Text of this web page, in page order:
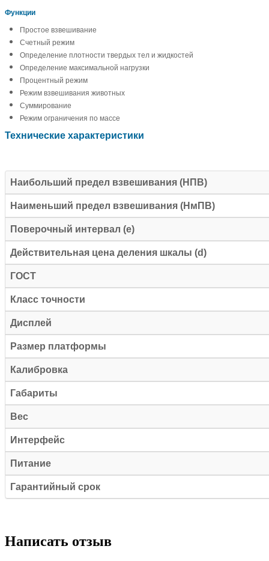
​Функции
Простое взвешивание
Счетный режим
Определение плотности твердых тел и жидкостей
Определение максимальной нагрузки
Процентный режим
Режим взвешивания животных
Суммирование
Режим ограничения по массе
Технические характеристики
Наибольший предел взвешивания (НПВ)
Наименьший предел взвешивания (НмПВ)
Поверочный интервал (е)
Действительная цена деления шкалы (d)
ГОСТ
Класс точности
Дисплей
Размер платформы
Калибровка
Габариты
Вес
Интерфейс
Питание
Гарантийный срок
Написать отзыв